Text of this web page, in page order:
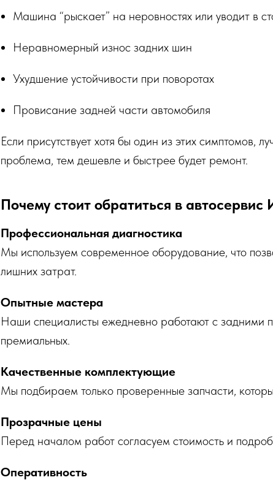
Машина “рыскает” на неровностях или уводит в
Неравномерный износ задних шин
Ухудшение устойчивости при поворотах
Провисание задней части автомобиля
Если присутствует хотя бы один из этих симптомов,
проблема, тем дешевле и быстрее будет ремонт.
Почему стоит обратиться в автосервис
Профессиональная диагностика
Мы используем современное оборудование, что
лишних затрат.
Опытные мастера
Наши специалисты ежедневно работают с задними
премиальных.
Качественные комплектующие
Мы подбираем только проверенные запчасти,
Прозрачные цены
Перед началом работ согласуем стоимость и
Оперативность